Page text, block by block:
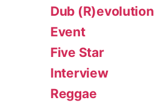
Dub (R)evolution
Event
Five Star
Interview
Reggae